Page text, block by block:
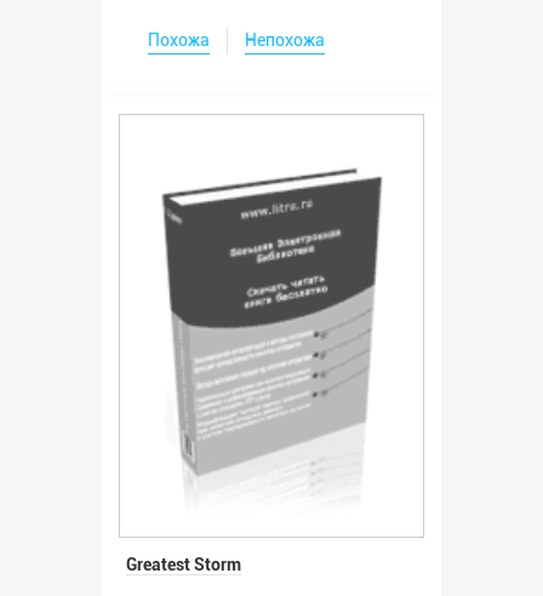
Похожа Непохожа
Greatest Storm